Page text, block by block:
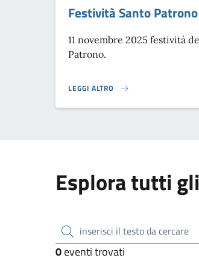
Festività Santo Patrono
11 novembre 2025 festività
Patrono.
LEGGI ALTRO
FESTIVITÀ SANTO PATRONO}
Esplora tutti
inserisci il testo da cercare
0eventi trovati